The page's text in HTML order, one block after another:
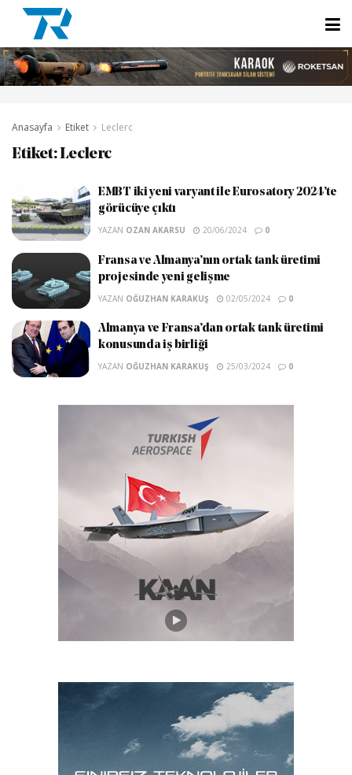
Anasayfa Etiket Leclerc
Etiket:Leclerc
EMBT iki yeni varyant ile Eurosatory 2024’te
görücüye çıktı
YAZAN OZAN AKARSU 20/06/2024 0
Fransa ve Almanya’nın ortak tank üretimi
projesinde yeni gelişme
YAZAN OĞUZHAN KARAKUŞ 02/05/2024 0
Almanya ve Fransa’dan ortak tank üretimi
konusunda iş birliği
YAZAN OĞUZHAN KARAKUŞ 25/03/2024 0